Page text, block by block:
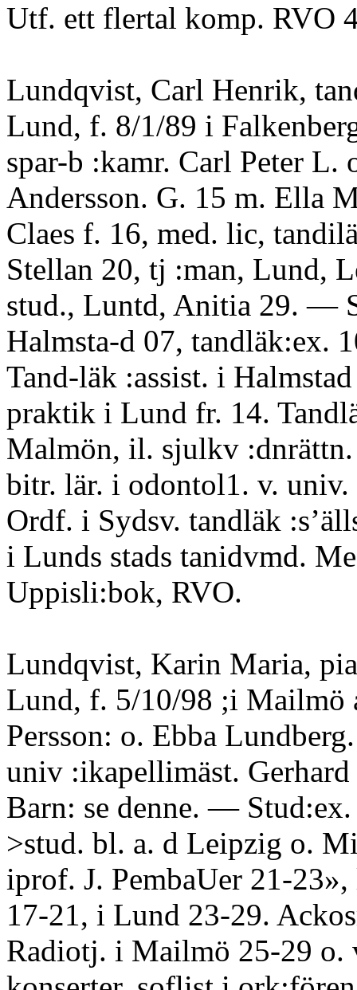
Utf. ett flertal komp. RVO
Lundqvist, Carl Henrik,
Lund, f. 8/1/89 i
spar-b :kamr. Carl Peter L.
Andersson. G. 15 m. Ella
Claes f. 16, med. lic,
Stellan 20, tj :man, Lund,
stud., Luntd, Anitia 29. —
Halmsta-d 07, tandläk:ex.
Tand-läk :assist. i
praktik i Lund fr. 14.
Malmön, il. sjulkv
bitr. lär. i odontol1. v. univ.
Ordf. i Sydsv. tandläk
i Lunds stads tanidvmd.
Uppisli:bok, RVO.
Lundqvist, Karin Maria,
Lund, f. 5/10/98 ;i Mailmö
Persson: o. Ebba
univ :ikapellimäst.
Barn: se denne. —
>stud. bl. a. d Leipzig o.
iprof. J. PembaUer 21-
17-21, i Lund 23-29.
Radiotj. i Mailmö 25-29 o.